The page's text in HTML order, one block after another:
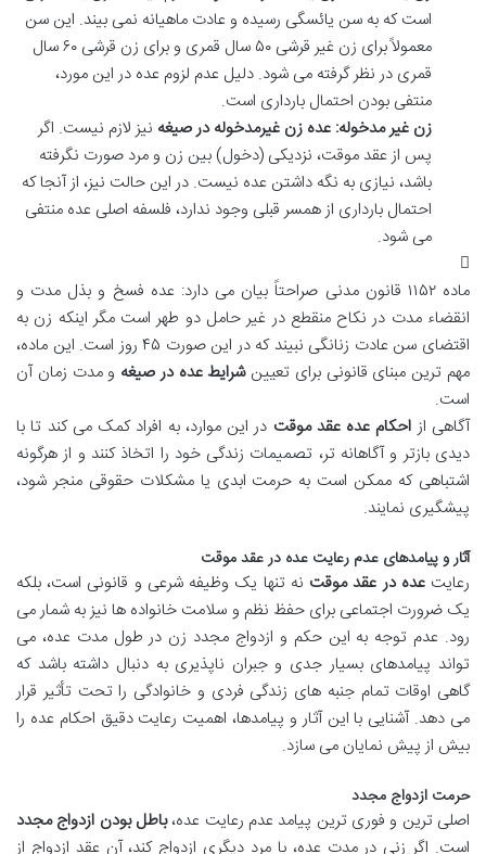
است که به سن یائسگی رسیده و عادت ماهیانه نمی بیند. این سن
معمولاً برای زن غیر قرشی ۵۰ سال قمری و برای زن قرشی ۶۰ سال
قمری در نظر گرفته می شود. دلیل عدم لزوم عده در این مورد،
منتفی بودن احتمال بارداری است.
زن غیر مدخوله: عده زن غیرمدخوله در صیغه نیز لازم نیست. اگر
پس از عقد موقت، نزدیکی (دخول) بین زن و مرد صورت نگرفته
باشد، نیازی به نگه داشتن عده نیست. در این حالت نیز، از آنجا که
احتمال بارداری از همسر قبلی وجود ندارد، فلسفه اصلی عده منتفی
می شود.
ماده ۱۱۵۲ قانون مدنی صراحتاً بیان می دارد: عده فسخ و بذل مدت و
انقضاء مدت در نکاح منقطع در غیر حامل دو طهر است مگر اینکه زن به
اقتضای سن عادت زنانگی نبیند که در این صورت ۴۵ روز است. این ماده،
مهم ترین مبنای قانونی برای تعیینشرایط عده در صیغه و مدت زمان آن
است.
آگاهی از احکام عده عقد موقت در این موارد، به افراد کمک می کند تا با
دیدی بازتر و آگاهانه تر، تصمیمات زندگی خود را اتخاذ کنند و از هرگونه
اشتباهی که ممکن است به حرمت ابدی یا مشکلات حقوقی منجر شود،
پیشگیری نمایند.
آثار و پیامدهای عدم رعایت عده در عقد موقت
رعایتعده در عقد موقت نه تنها یک وظیفه شرعی و قانونی است، بلکه
یک ضرورت اجتماعی برای حفظ نظم و سلامت خانواده ها نیز به شمار می
رود. عدم توجه به این حکم و ازدواج مجدد زن در طول مدت عده، می
تواند پیامدهای بسیار جدی و جبران ناپذیری به دنبال داشته باشد که
گاهی اوقات تمام جنبه های زندگی فردی و خانوادگی را تحت تأثیر قرار
می دهد. آشنایی با این آثار و پیامدها، اهمیت رعایت دقیق احکام عده را
بیش از پیش نمایان می سازد.
حرمت ازدواج مجدد
اصلی ترین و فوری ترین پیامد عدم رعایت عده،باطل بودن ازدواج مجدد
است. اگر زنی در مدت عده، با مرد دیگری ازدواج کند، آن عقد ازدواج از